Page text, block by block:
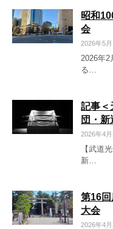
ン
昭和
会
2026年5月
2026年2
る…
記事＜
団・新
2026年4月
【武道
新…
第16
大会
2026年4月